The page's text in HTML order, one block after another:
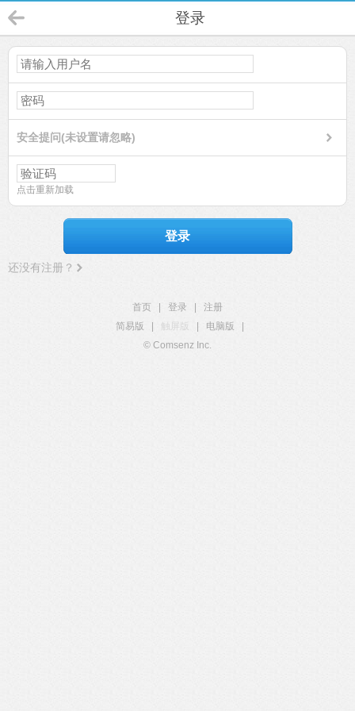
登录
安全提问(未设置请忽略)
点击重新加载
登录
还没有注册？
首页 登录
注册
简易版
触屏版 电脑版
© Comsenz Inc.